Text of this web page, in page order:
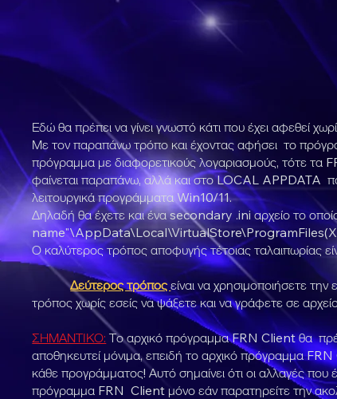
Δεύτερος τρόποςείναι να χρησιμοποιήσετε
τρόπος χωρίς εσείς να ψάξετε και να γράφετε σε
ΣΗΜΑΝΤΙΚΟ: Το αρχικό πρόγραμμα FRN Client θα
αποθηκευτεί μόνιμα, επειδή το αρχικό πρόγραμμα
κάθε προγράμματος! Αυτό σημαίνει ότι οι αλλαγές που
πρόγραμμα FRN Client μόνο εάν παρατηρείτε την
Εδώ θα πρέπει να γίνει γνωστό κάτι που έχει αφεθεί
Με τον παραπάνω τρόπο και έχοντας αφήσει το
πρόγραμμα με διαφορετικούς λογαριασμούς, τότε τα
φαίνεται παραπάνω, αλλά και στο LOCAL APPDATA
λειτουργικά προγράμματα Win10/11.
Δηλαδή θα έχετε και ένα secondary .ini αρχείο το
Ο καλύτερος τρόπος αποφυγής τέτοιας ταλαιπωρίας